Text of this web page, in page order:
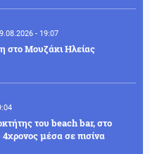
- 19:07
στο Μουζάκι Ηλείας
του beach bar, στο
μέσα σε πισίνα